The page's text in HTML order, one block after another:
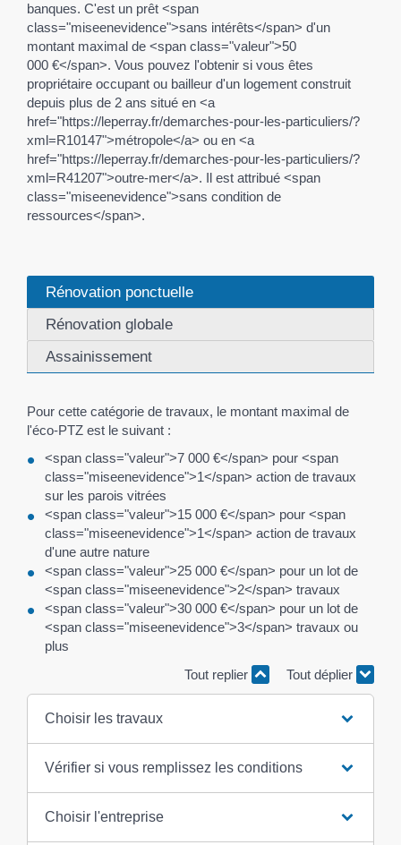
banques. C'est un prêt <span
class="miseenevidence">sans intérêts</span> d'un
montant maximal de <span class="valeur">50
000 €</span>. Vous pouvez l'obtenir si vous êtes
propriétaire occupant ou bailleur d'un logement construit
depuis plus de 2 ans situé en <a
href="https://leperray.fr/demarches-pour-les-particuliers/?
xml=R10147">métropole</a> ou en <a
href="https://leperray.fr/demarches-pour-les-particuliers/?
xml=R41207">outre-mer</a>. Il est attribué <span
class="miseenevidence">sans condition de
ressources</span>.
Rénovation ponctuelle
Rénovation globale
Assainissement
Pour cette catégorie de travaux, le montant maximal de
l'éco-PTZ est le suivant :
<span class="valeur">7 000 €</span> pour <span
class="miseenevidence">1</span> action de travaux
sur les parois vitrées
<span class="valeur">15 000 €</span> pour <span
class="miseenevidence">1</span> action de travaux
d'une autre nature
<span class="valeur">25 000 €</span> pour un lot de
<span class="miseenevidence">2</span> travaux
<span class="valeur">30 000 €</span> pour un lot de
<span class="miseenevidence">3</span> travaux ou
plus
Tout replier
Tout déplier
Choisir les travaux
Vérifier si vous remplissez les conditions
Choisir l'entreprise